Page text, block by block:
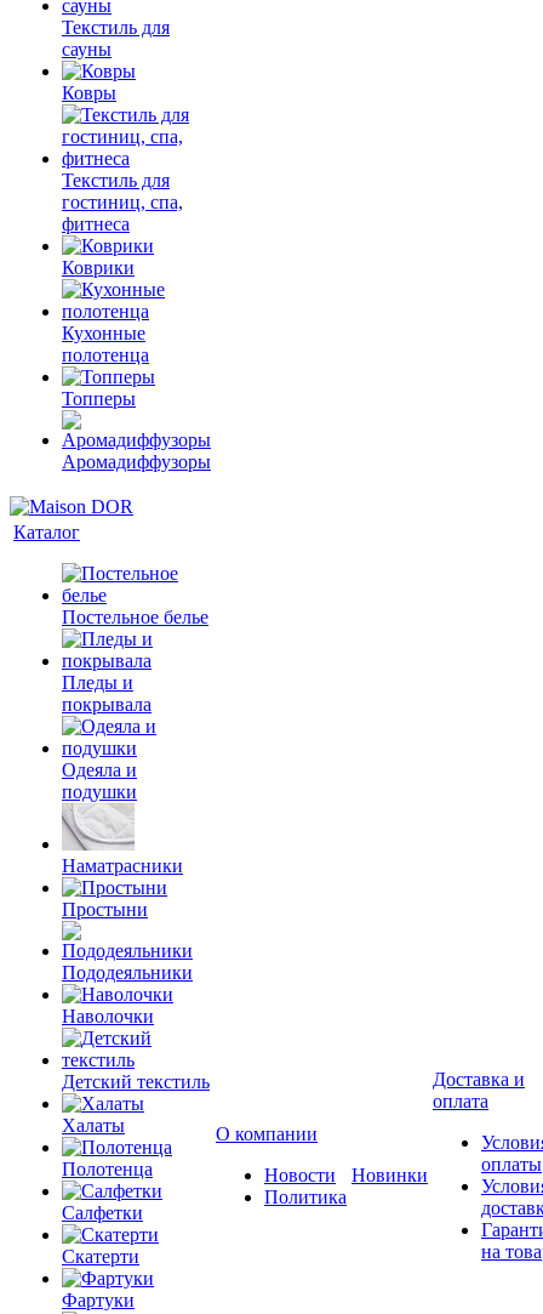
Текстиль для
сауны
Ковры
Текстиль для
гостиниц, спа,
фитнеса
Коврики
Кухонные
полотенца
Топперы
Аромадиффузоры
Каталог
Постельное белье
Пледы и
покрывала
Одеяла и
подушки
Наматрасники
Простыни
Пододеяльники
Наволочки
Детский текстиль
Халаты
Полотенца
Салфетки
Скатерти
Фартуки
О компании
Новости
Политика
Новинки
Доставка и
оплата
оплаты
на